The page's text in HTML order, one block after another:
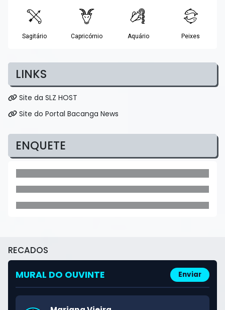
LINKS
Site da SLZ HOST
Site do Portal Bacanga News
ENQUETE
RECADOS
MURAL DO OUVINTE Enviar
Cleiton Borges
Mariana Vieira
Minha caixinha de som fica ligada direto na
"SUA RÁDIO". A minha melhor companhia!
Denilson Silva